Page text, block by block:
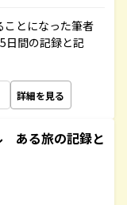
ことになった筆者
日間の記録と記
詳細を見る
ある旅の記録と